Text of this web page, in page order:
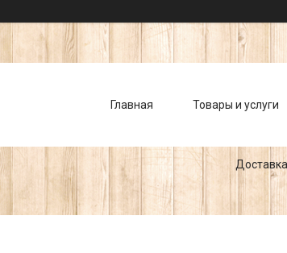
Главная Товары и услуги